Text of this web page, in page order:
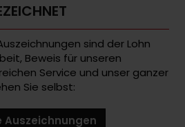
sind der Lohn
Beweis für unseren
Service und unser ganzer
Sie selbst:
Auszeichnungen